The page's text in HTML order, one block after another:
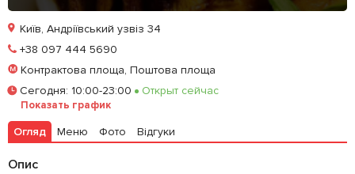
Залишити відгук
Київ, Андріївський узвіз 34
+38 097 444 5690
Контрактова площа, Поштова площа
Сегодня: 10:00-23:00 Открыт сейчас
Показать график
Огляд Меню Фото Відгуки
Опис